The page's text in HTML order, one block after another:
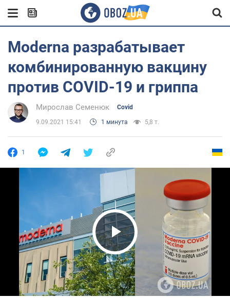
Moderna разрабатывает
комбинированную вакцину
против COVID-19 и гриппа
Мирослав Семенюк Covid
9.09.2021 15:41 1 минута 5,8 т.
1
Play Video